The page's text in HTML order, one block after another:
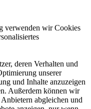
verwenden wir Cookies
deren Verhalten und
unserer
und Inhalte anzuzeigen
Außerdem können wir
abgleichen und